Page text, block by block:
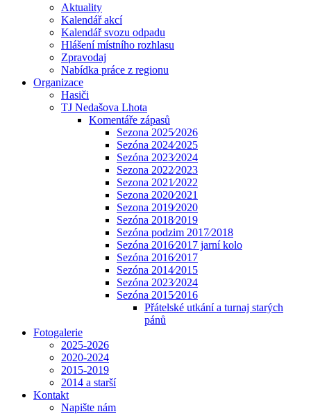
Aktuality
Kalendář akcí
Kalendář svozu odpadu
Hlášení místního rozhlasu
Zpravodaj
Nabídka práce z regionu
Organizace
Hasiči
TJ Nedašova Lhota
Komentáře zápasů
Sezona 2025⁄2026
Sezóna 2024⁄2025
Sezóna 2023⁄2024
Sezona 2022⁄2023
Sezona 2021⁄2022
Sezona 2020⁄2021
Sezona 2019⁄2020
Sezóna 2018⁄2019
Sezóna podzim 2017⁄2018
Sezóna 2016⁄2017 jarní kolo
Sezóna 2016⁄2017
Sezóna 2014⁄2015
Sezóna 2023⁄2024
Sezóna 2015⁄2016
Přátelské utkání a turnaj starých
pánů
Fotogalerie
2025-2026
2020-2024
2015-2019
2014 a starší
Kontakt
Napište nám